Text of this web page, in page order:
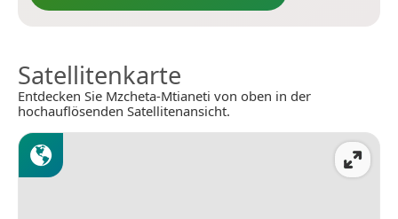
Satellitenkarte
Entdecken Sie Mzcheta-Mtianeti von oben in der
hochauflösenden Satellitenansicht.